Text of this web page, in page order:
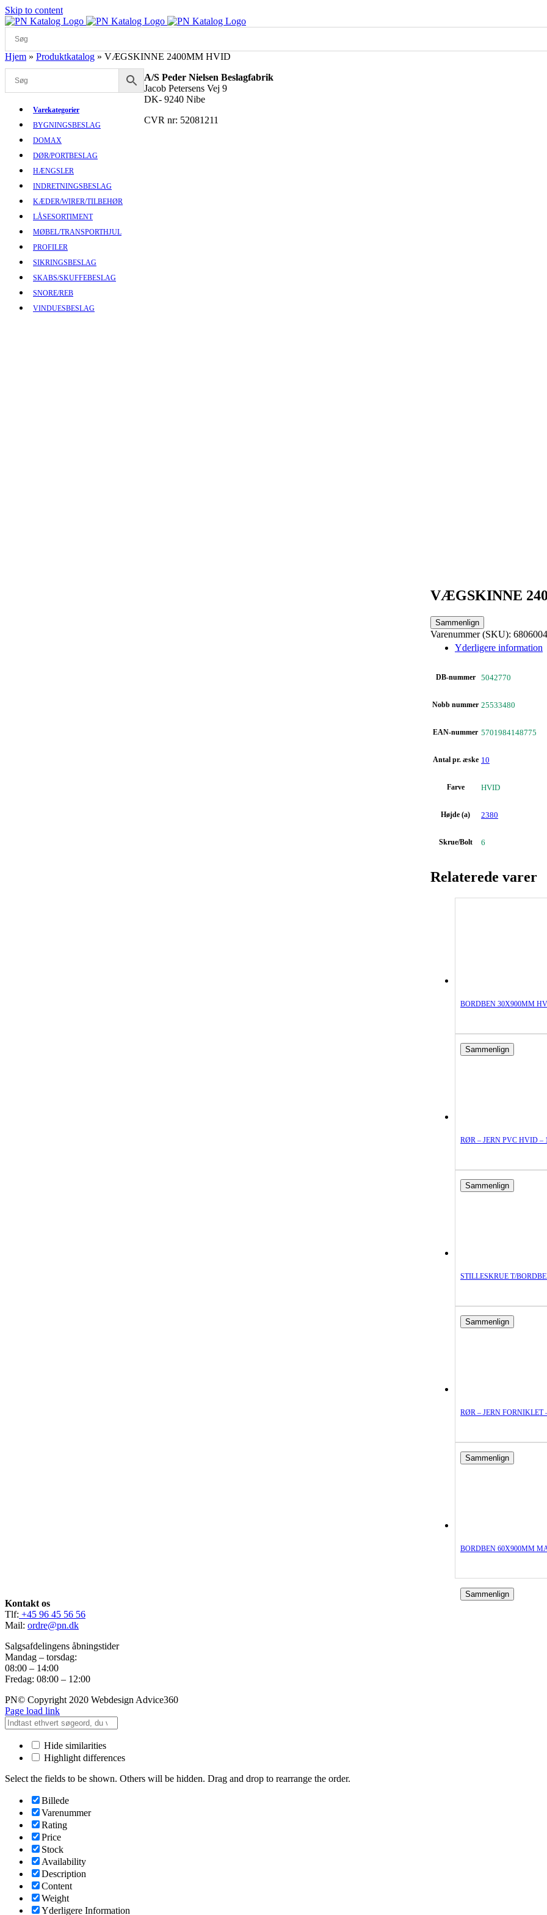
Skip to content
Hjem » Produktkatalog » VÆGSKINNE 2400MM HVID
VÆGSKINNE
Sammenlign
Varenummer (SKU):
Yderligere information
DB-nummer 5042770
Nobb nummer 25533480
EAN-nummer 5701984148775
Antal pr. æske 10
Farve HVID
Højde (a) 2380
Skrue/Bolt 6
Relaterede varer
BORDBEN 30X900MM
Sammenlign
RØR – JERN PVC HVID –
Sammenlign
STILLESKRUE T/
Sammenlign
RØR – JERN FORNIKLET
Sammenlign
BORDBEN 60X900MM
Sammenlign
Varekategorier
BYGNINGSBESLAG
DOMAX
DØR/PORTBESLAG
HÆNGSLER
INDRETNINGSBESLAG
KÆDER/WIRER/TILBEHØR
LÅSESORTIMENT
MØBEL/TRANSPORTHJUL
PROFILER
SIKRINGSBESLAG
SKABS/SKUFFEBESLAG
SNORE/REB
VINDUESBESLAG
A/S Peder Nielsen Beslagfabrik
Jacob Petersens Vej 9
DK- 9240 Nibe
CVR nr: 52081211
Kontakt os
Tlf: +45 96 45 56 56
Mail: ordre@pn.dk
Salgsafdelingens åbningstider
Mandag – torsdag:
08:00 – 14:00
Fredag: 08:00 – 12:00
PN© Copyright 2020 Webdesign Advice360
Page load link
Hide similarities
Highlight differences
Select the fields to be shown. Others will be hidden. Drag and drop to rearrange the order.
Billede
Varenummer
Rating
Price
Stock
Availability
Description
Content
Weight
Yderligere Information